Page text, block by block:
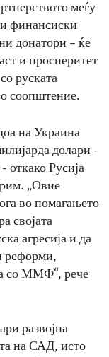
меѓу
финансиски
донатори – ќе
и просперитет
руската
соопштение.
на Украина
долари -
откако Русија
„Овие
во помагањето
својата
агресија и да
реформи,
со ММФ“, рече
развојна
на САД, исто